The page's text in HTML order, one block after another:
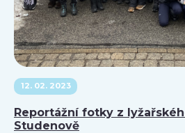
12. 02. 2023
Reportážní fotky z
Studenově